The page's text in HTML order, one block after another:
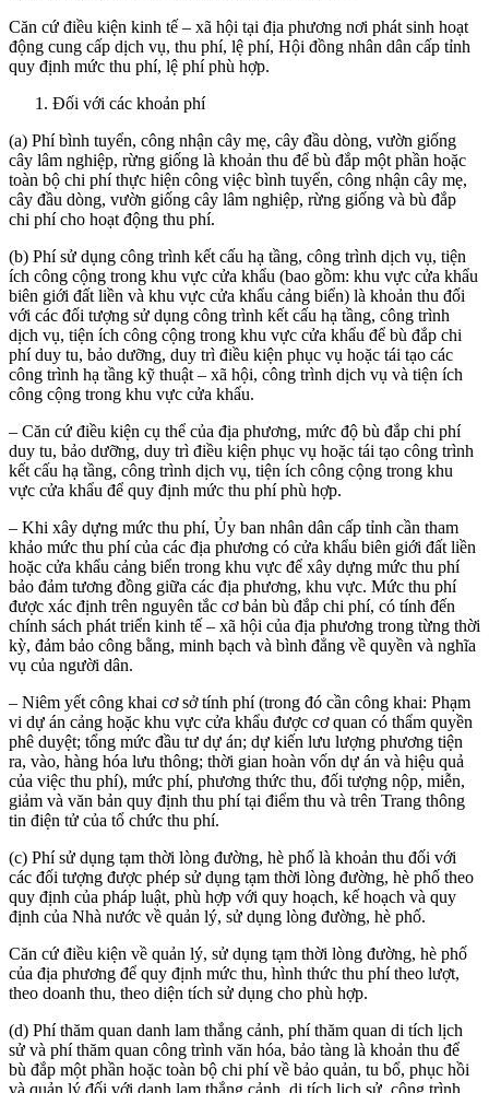
Căn cứ điều kiện kinh tế – xã hội tại địa phương nơi phát sinh hoạt
động cung cấp dịch vụ, thu phí, lệ phí, Hội đồng nhân dân cấp tỉnh
quy định mức thu phí, lệ phí phù hợp.
Đối với các khoản phí
(a) Phí bình tuyển, công nhận cây mẹ, cây đầu dòng, vườn giống
cây lâm nghiệp, rừng giống là khoản thu để bù đắp một phần hoặc
toàn bộ chi phí thực hiện công việc bình tuyển, công nhận cây mẹ,
cây đầu dòng, vườn giống cây lâm nghiệp, rừng giống và bù đắp
chi phí cho hoạt động thu phí.
(b) Phí sử dụng công trình kết cấu hạ tầng, công trình dịch vụ, tiện
ích công cộng trong khu vực cửa khẩu (bao gồm: khu vực cửa khẩu
biên giới đất liền và khu vực cửa khẩu cảng biển) là khoản thu đối
với các đối tượng sử dụng công trình kết cấu hạ tầng, công trình
dịch vụ, tiện ích công cộng trong khu vực cửa khẩu để bù đắp chi
phí duy tu, bảo dưỡng, duy trì điều kiện phục vụ hoặc tái tạo các
công trình hạ tầng kỹ thuật – xã hội, công trình dịch vụ và tiện ích
công cộng trong khu vực cửa khẩu.
– Căn cứ điều kiện cụ thể của địa phương, mức độ bù đắp chi phí
duy tu, bảo dưỡng, duy trì điều kiện phục vụ hoặc tái tạo công trình
kết cấu hạ tầng, công trình dịch vụ, tiện ích công cộng trong khu
vực cửa khẩu để quy định mức thu phí phù hợp.
– Khi xây dựng mức thu phí, Ủy ban nhân dân cấp tỉnh cần tham
khảo mức thu phí của các địa phương có cửa khẩu biên giới đất liền
hoặc cửa khẩu cảng biển trong khu vực để xây dựng mức thu phí
bảo đảm tương đồng giữa các địa phương, khu vực. Mức thu phí
được xác định trên nguyên tắc cơ bản bù đắp chi phí, có tính đến
chính sách phát triển kinh tế – xã hội của địa phương trong từng thời
kỳ, đảm bảo công bằng, minh bạch và bình đẳng về quyền và nghĩa
vụ của người dân.
– Niêm yết công khai cơ sở tính phí (trong đó cần công khai: Phạm
vi dự án cảng hoặc khu vực cửa khẩu được cơ quan có thẩm quyền
phê duyệt; tổng mức đầu tư dự án; dự kiến lưu lượng phương tiện
ra, vào, hàng hóa lưu thông; thời gian hoàn vốn dự án và hiệu quả
của việc thu phí), mức phí, phương thức thu, đối tượng nộp, miễn,
giảm và văn bản quy định thu phí tại điểm thu và trên Trang thông
tin điện tử của tổ chức thu phí.
(c) Phí sử dụng tạm thời lòng đường, hè phố là khoản thu đối với
các đối tượng được phép sử dụng tạm thời lòng đường, hè phố theo
quy định của pháp luật, phù hợp với quy hoạch, kế hoạch và quy
định của Nhà nước về quản lý, sử dụng lòng đường, hè phố.
Căn cứ điều kiện về quản lý, sử dụng tạm thời lòng đường, hè phố
của địa phương để quy định mức thu, hình thức thu phí theo lượt,
theo doanh thu, theo diện tích sử dụng cho phù hợp.
(d) Phí thăm quan danh lam thắng cảnh, phí thăm quan di tích lịch
sử và phí thăm quan công trình văn hóa, bảo tàng là khoản thu để
bù đắp một phần hoặc toàn bộ chi phí về bảo quản, tu bổ, phục hồi
và quản lý đối với danh lam thắng cảnh, di tích lịch sử, công trình